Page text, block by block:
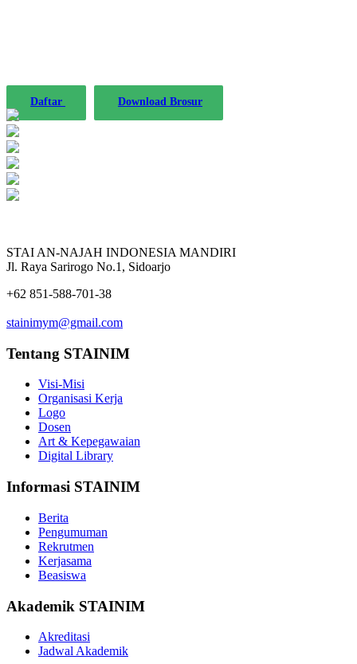
Daftar Download Brosur
STAI AN-NAJAH INDONESIA MANDIRI
Jl. Raya Sarirogo No.1, Sidoarjo
+62 851-588-701-38
stainimym@gmail.com
Tentang STAINIM
Visi-Misi
Organisasi Kerja
Logo
Dosen
Art & Kepegawaian
Digital Library
Informasi STAINIM
Berita
Pengumuman
Rekrutmen
Kerjasama
Beasiswa
Akademik STAINIM
Akreditasi
Jadwal Akademik